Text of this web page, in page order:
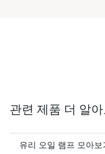
관련 제품 더 알아
유리 오일 램프 모아보